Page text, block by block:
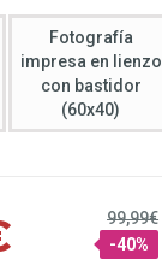
Fotografía
impresa en lienzo
con bastidor
(60x40)
99,99€
-40%